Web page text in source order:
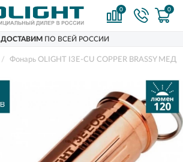
0 0
ДОСТАВИМ ПО ВСЕЙ РОССИИ
Фонарь OLIGHT I3E-CU COPPER BRASSY МЕДЬ